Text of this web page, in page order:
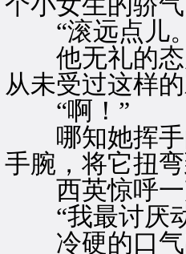
“滚远点儿。
他无礼的态
从未受过这样
“啊！”
哪知她挥手
手腕，将它扭
西英惊呼一
“我最讨厌动
冷硬的口气